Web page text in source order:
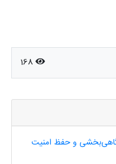
168
و حفظ امنیت